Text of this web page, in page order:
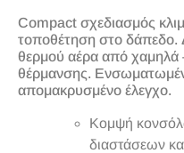
Compact σχεδιασμός
τοποθέτηση στο δάπεδο.
θερμού αέρα από χαμηλά
θέρμανσης.
απομακρυσμένο έλεγχο.
Κομψή
διαστάσεων